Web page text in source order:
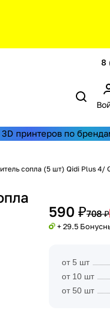
8
3D принтеров по
сопла (5 шт) Qidi Plus 4/
590 ₽708 ₽
+ 29.5
от 5 шт
от 10 шт
от 50 шт